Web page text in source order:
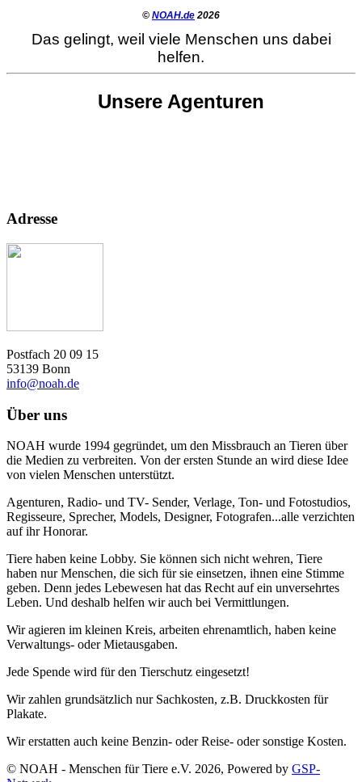
© NOAH.de 2026
Das gelingt, weil viele Menschen uns dabei
helfen.
Unsere Agenturen
Adresse
Postfach 20 09 15
53139 Bonn
info@noah.de
Über uns
NOAH wurde 1994 gegründet, um den Missbrauch an Tieren über
die Medien zu verbreiten. Von der ersten Stunde an wird diese Idee
von vielen Menschen unterstützt.
Agenturen, Radio- und TV- Sender, Verlage, Ton- und Fotostudios,
Regisseure, Sprecher, Models, Designer, Fotografen...alle verzichten
auf ihr Honorar.
Tiere haben keine Lobby. Sie können sich nicht wehren, Tiere
haben nur Menschen, die sich für sie einsetzen, ihnen eine Stimme
geben. Denn jedes Lebewesen hat das Recht auf ein unversehrtes
Leben. Und deshalb helfen wir auch bei Vermittlungen.
Wir agieren im kleinen Kreis, arbeiten ehrenamtlich, haben keine
Verwaltungs- oder Mietausgaben.
Jede Spende wird für den Tierschutz eingesetzt!
Wir zahlen grundsätzlich nur Sachkosten, z.B. Druckkosten für
Plakate.
Wir erstatten auch keine Benzin- oder Reise- oder sonstige Kosten.
© NOAH - Menschen für Tiere e.V. 2026, Powered by GSP-